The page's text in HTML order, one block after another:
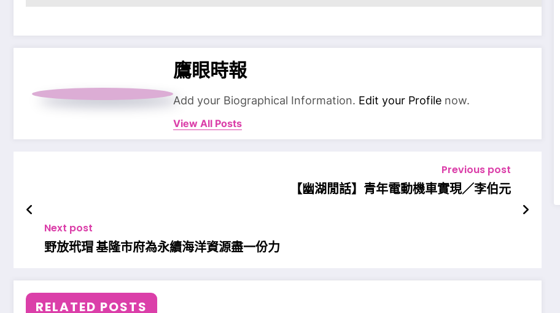
鷹眼時報
Add your Biographical Information. Edit your Profile now.
View All Posts
Previous post
【幽湖閒話】青年電動機車實現／李伯元
Next post
野放玳瑁 基隆市府為永續海洋資源盡一份力
RELATED POSTS